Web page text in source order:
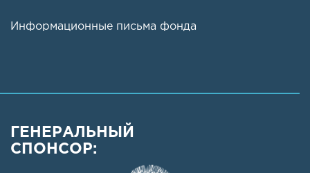
Информационные письма фонда
ГЕНЕРАЛЬНЫЙ
СПОНСОР: